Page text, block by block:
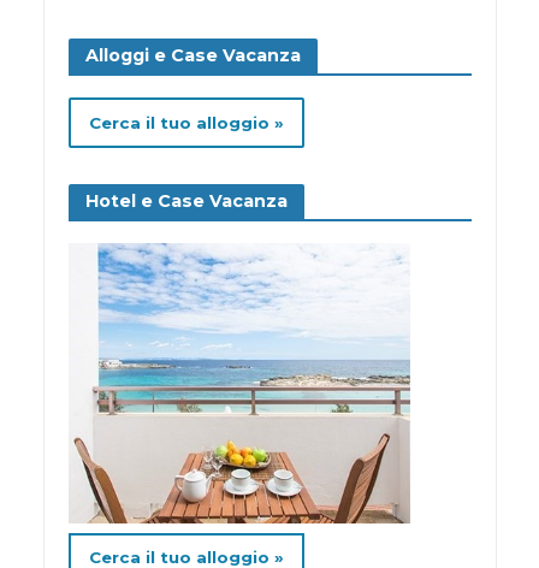
Alloggi e Case Vacanza
Cerca il tuo alloggio »
Hotel e Case Vacanza
Cerca il tuo alloggio »